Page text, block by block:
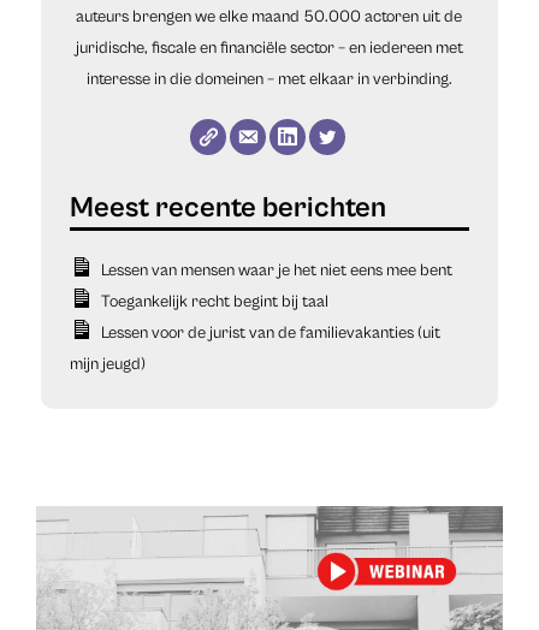
auteurs brengen we elke maand 50.000 actoren uit de
juridische, fiscale en financiële sector – en iedereen met
interesse in die domeinen – met elkaar in verbinding.
Lessen van mensen waar je het niet eens mee bent
Toegankelijk recht begint bij taal
Lessen voor de jurist van de familievakanties (uit
mijn jeugd)